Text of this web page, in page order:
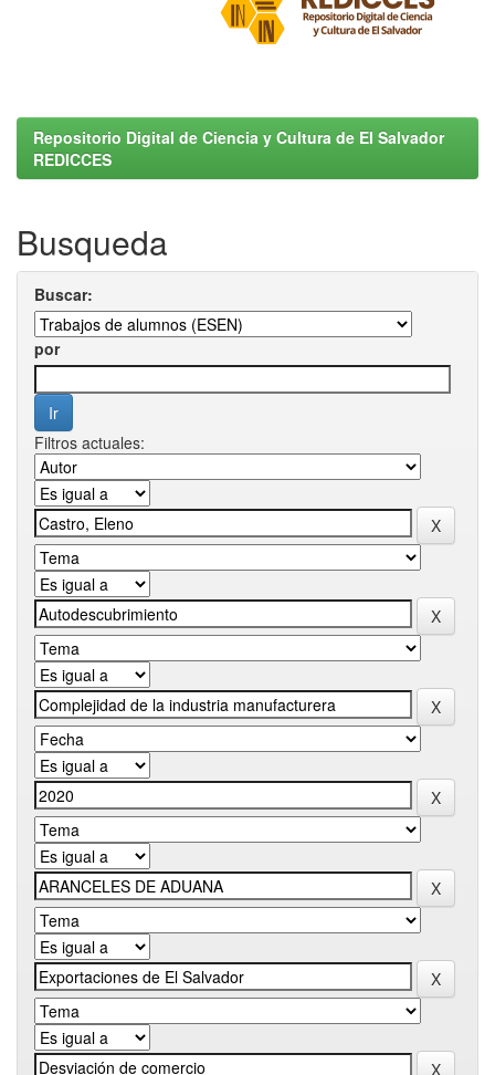
Repositorio Digital de Ciencia y Cultura de El Salvador
REDICCES
Busqueda
Buscar:
por
Filtros actuales: